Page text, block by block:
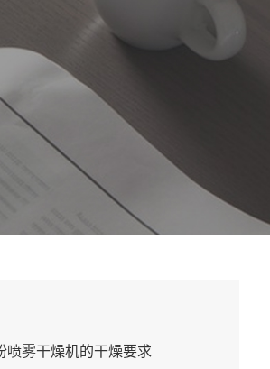
喷雾干燥机的干燥要求